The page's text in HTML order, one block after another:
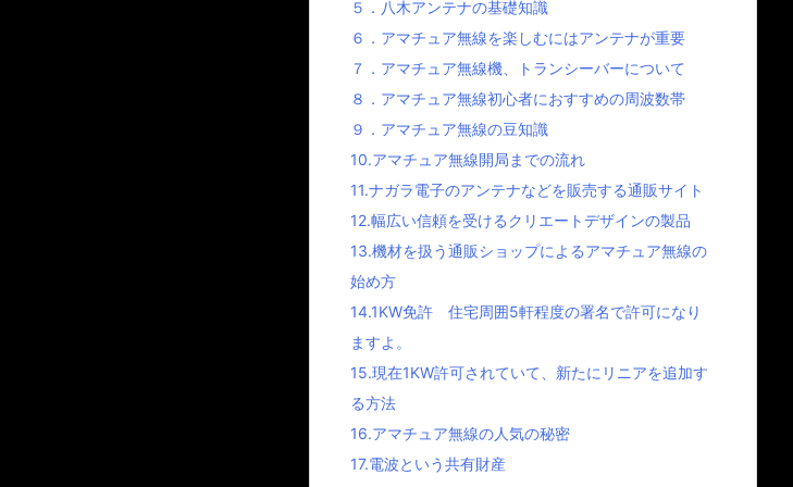
５．八木アンテナの基礎知識
６．アマチュア無線を楽しむにはアンテナが重要
７．アマチュア無線機、トランシーバーについて
８．アマチュア無線初心者におすすめの周波数帯
９．アマチュア無線の豆知識
10.アマチュア無線開局までの流れ
11.ナガラ電子のアンテナなどを販売する通販サイト
12.幅広い信頼を受けるクリエートデザインの製品
13.機材を扱う通販ショップによるアマチュア無線の
始め方
14.1KW免許 住宅周囲5軒程度の署名で許可になり
ますよ。
15.現在1KW許可されていて、新たにリニアを追加す
る方法
16.アマチュア無線の人気の秘密
17.電波という共有財産